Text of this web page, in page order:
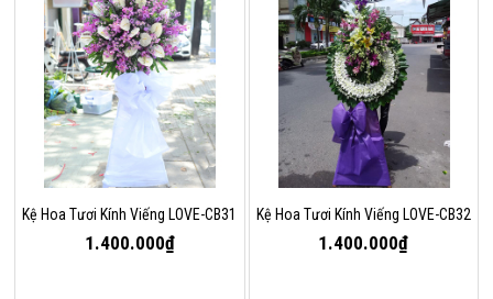
Kệ Hoa Tươi Kính Viếng LOVE-CB31
1.400.000₫
Kệ Hoa Tươi Kính Viếng LOVE-CB32
1.400.000₫